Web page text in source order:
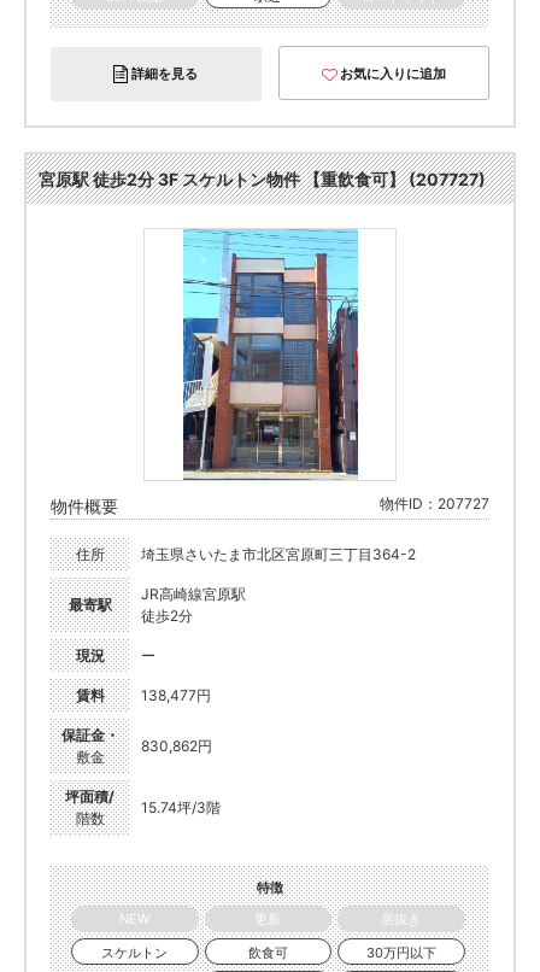
詳細を見る お気に入りに追加
宮原駅 徒歩2分 3F スケルトン物件 【重飲食可】 (207727)
物件概要 物件ID：207727
住所 埼玉県さいたま市北区宮原町三丁目364-2
最寄駅
JR高崎線宮原駅
徒歩2分
現況 ー
賃料 138,477円
保証金・
敷金
830,862円
坪面積/
階数
15.74坪/3階
特徴
NEW
更新
居抜き
スケルトン
飲食可
30万円以下